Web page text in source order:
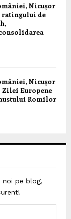
Nicușor
ratingului de
Nicușor
Europene
Romilor
noi pe blog,